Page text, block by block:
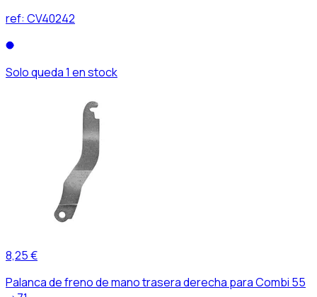
ref: CV40242
Solo queda 1 en stock
8,25 €
Palanca de freno de mano trasera derecha para Combi 55